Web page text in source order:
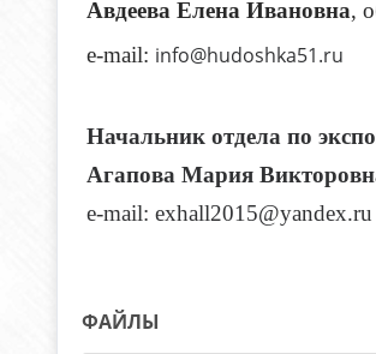
Авдеева Елена Ивановна,
e-mail: info@hudoshka51.ru
Начальник отдела по
Агапова Мария
e-mail: exhall2015@yandex.ru
ФАЙЛЫ